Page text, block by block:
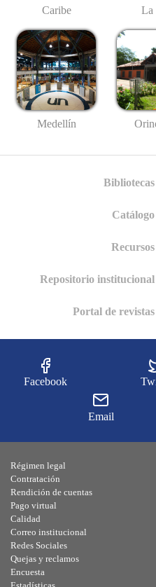
Caribe La
Medellín
Bibliotecas
Catálogo
Recursos
Repositorio institucional
Portal de revistas
Facebook
Email
Régimen legal
Contratación
Rendición de cuentas
Pago virtual
Calidad
Correo institucional
Redes Sociales
Quejas y reclamos
Encuesta